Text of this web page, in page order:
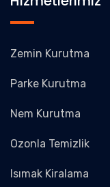
Zemin Kurutma
Parke Kurutma
Nem Kurutma
Ozonla Temizlik
Isımak Kiralama